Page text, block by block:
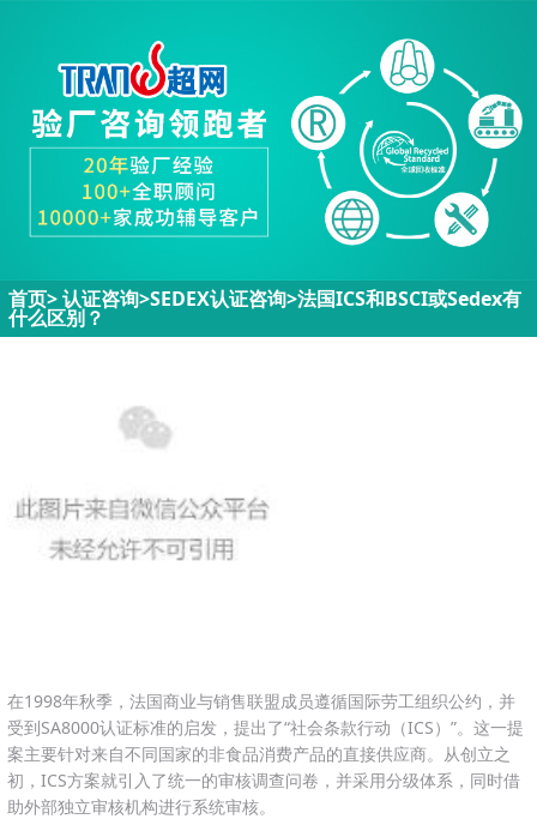
首页>认证咨询>SEDEX认证咨询>法国ICS和BSCI或Sedex有
什么区别？
在1998年秋季，法国商业与销售联盟成员遵循国际劳工组织公约，并
受到SA8000认证标准的启发，提出了“社会条款行动（ICS）”。这一提
案主要针对来自不同国家的非食品消费产品的直接供应商。从创立之
初，ICS方案就引入了统一的审核调查问卷，并采用分级体系，同时借
助外部独立审核机构进行系统审核。